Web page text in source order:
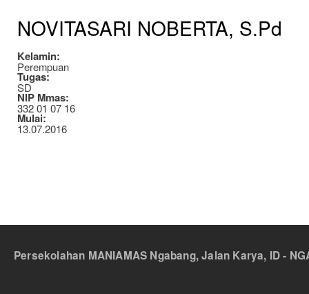
NOVITASARI NOBERTA, S.Pd
Kelamin:
Perempuan
Tugas:
SD
NIP Mmas:
332 01 07 16
Mulai:
13.07.2016
Persekolahan MANIAMAS Ngabang, Jalan Karya, ID -